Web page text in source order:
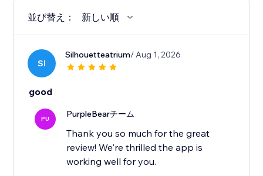
並び替え： 新しい順
SI
Silhouetteatrium/ Aug 1, 2026
good
PU PurpleBearチーム
Thank you so much for the great
review! We're thrilled the app is
working well for you.